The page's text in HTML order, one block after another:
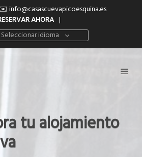
info@casascuevapicoesquina.es
AHORA |
Seleccionar idioma
tu alojamiento